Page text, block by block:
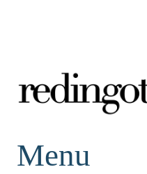
redingote.
Menu